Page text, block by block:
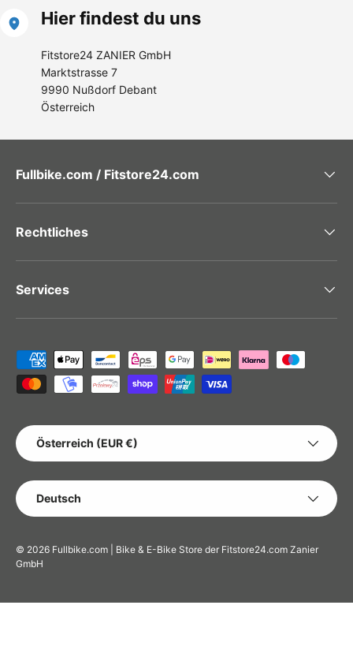
Hier findest du uns
Fitstore24 ZANIER GmbH
Marktstrasse 7
9990 Nußdorf Debant
Österreich
Fullbike.com / Fitstore24.com
Rechtliches
Services
Zahlungsmethoden
LAND/REGION
Österreich (EUR €)
SPRACHE
Deutsch
© 2026 Fullbike.com | Bike & E-Bike Store der Fitstore24.com Zanier
GmbH